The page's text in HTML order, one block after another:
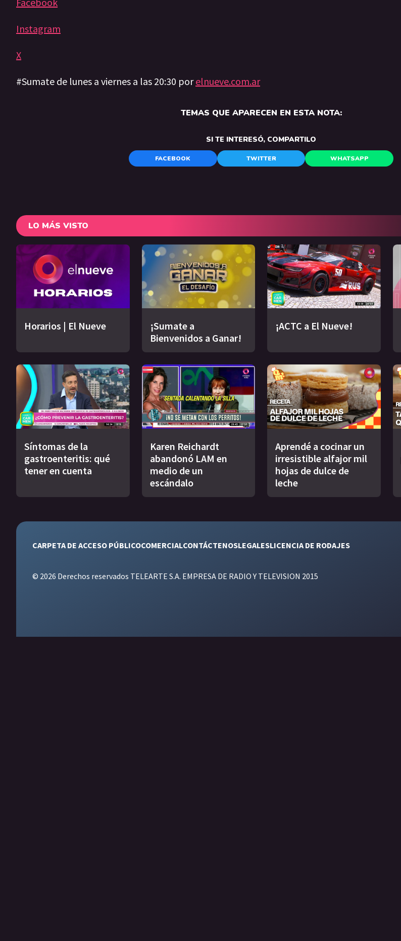
Instagram
X
#Sumate de lunes a viernes a las 20:30 porelnueve.com.ar
TEMAS QUE APARECEN EN ESTA NOTA:
SI TE INTERESÓ, COMPARTILO
FACEBOOK TWITTER WHATSAPP
LO MÁS VISTO
Horarios | El Nueve
¡Sumate a
Bienvenidos a Ganar!
¡ACTC a El Nueve!
Síntomas de la
gastroenteritis: qué
tener en cuenta
Karen Reichardt
abandonó LAM en
medio de un
escándalo
Aprendé a cocinar un
irresistible alfajor mil
hojas de dulce de
leche
CARPETA DE ACCESO PÚBLICOCOMERCIALCONTÁCTENOSLEGALESLICENCIA DE RODAJES
© 2026 Derechos reservados TELEARTE S.A. EMPRESA DE RADIO Y TELEVISION 2015